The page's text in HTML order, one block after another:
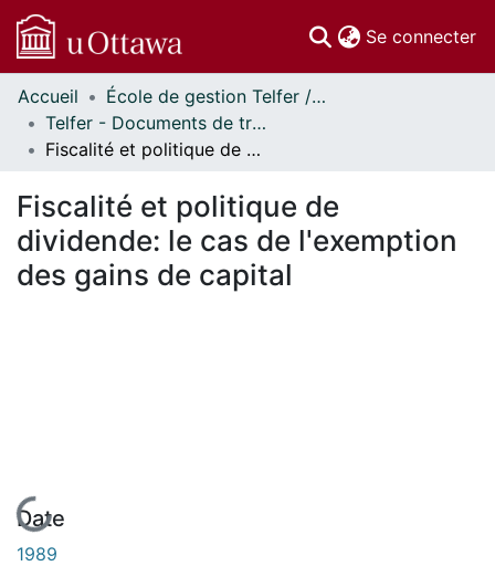
Se connecter
Communautés
et collections
Parcourir
À propos
Accueil
École de gestion Telfer // Telfer School of Management
Telfer - Documents de travail // Telfer - Working Papers
Fiscalité et politique de dividende: le cas de l'exemption des gains de capital
Fiscalité et politique de
dividende: le cas de l'exemption
des gains de capital
En cours de chargement...
Date
1989